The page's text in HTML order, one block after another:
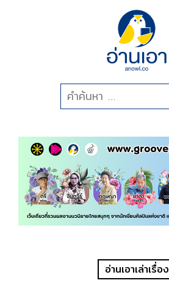
อ่านเอาเล่าเรื่อง